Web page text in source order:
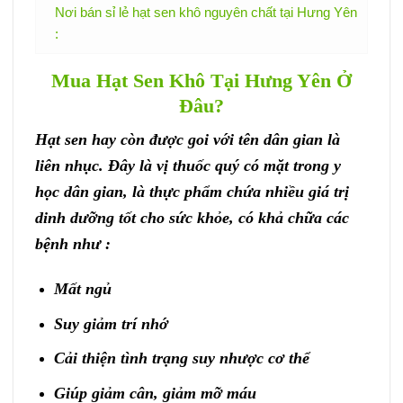
Nơi bán sỉ lẻ hạt sen khô nguyên chất tại Hưng Yên
:
Mua Hạt Sen Khô Tại Hưng Yên Ở
Đâu?
Hạt sen hay còn được goi với tên dân gian là
liên nhục. Đây là vị thuốc quý có mặt trong y
học dân gian, là thực phẩm chứa nhiều giá trị
dinh dưỡng tốt cho sức khỏe, có khả chữa các
bệnh như :
Mất ngủ
Suy giảm trí nhớ
Cải thiện tình trạng suy nhược cơ thể
Giúp giảm cân, giảm mỡ máu